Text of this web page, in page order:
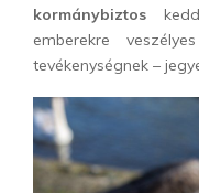
kormánybiztos
emberekre
tevékenységnek –